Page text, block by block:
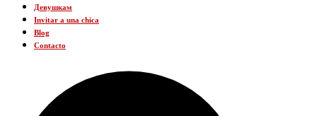
Девушкам
Invitar a una chica
Blog
Contacto